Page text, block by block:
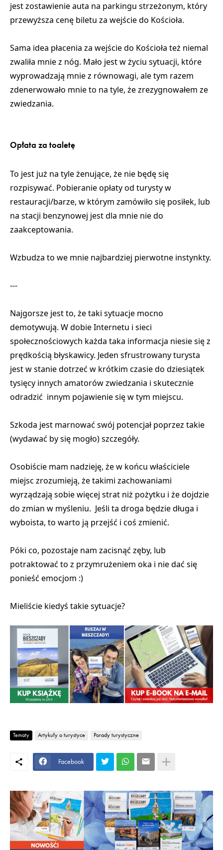
jestzostawienie auta na parkingu strzeżonym, który
przewyższa cenę biletu za wejście do Kościoła.
Sama idea płacenia za wejście do Kościoła też niemal
zwaliła mnie z nóg. Mało jest w życiu sytuacji, które
wyprowadzają mnie z równowagi, ale tym razem
zdenerwowało mnie to na tyle, że zrezygnowałem ze
zwiedzania.
Opłata za toaletę
To jest już na tyle żenujące, że nie będę się
rozpisywać. Pobieranie opłaty od turysty w
restauracji/barze, w którym zamówiło się posiłek, lub
na stacji benzynowej jest dla mnie nie do
zaakceptowania.
Wzbudza to we mnie najbardziej pierwotne instynkty.
---
Najgorsze jest to, że taki sytuacje mocno
demotywują. W dobie Internetu i sieci
społecznościowych każda taka informacja niesie się z
prędkością błyskawicy. Jeden sfrustrowany turysta
jest w stanie dotrzeć w krótkim czasiedo dziesiątek
tysięcy innych amatorów zwiedzania i skutecznie
odradzić innym pojawienie się w tym miejscu.
Szkoda jest marnować swój potencjał poprzez takie
(wydawać by się mogło) szczegóły.
Osobiście mam nadzieję, że w końcu właściciele
miejsc zrozumieją, że takimi zachowaniami
wyrządzają sobie więcej strat niż pożytku i że dojdzie
do zmian w myśleniu. Jeśli ta droga będzie długa i
wyboista, to warto ją przejść i coś zmienić.
Póki co, pozostaje nam zacisnąć zęby, lub
potraktować to z przymrużeniem oka i nie dać się
ponieść emocjom :)
Mieliście kiedyś takie sytuacje?
Tematy Artykuły o turystyce Porady turystyczne
Facebook